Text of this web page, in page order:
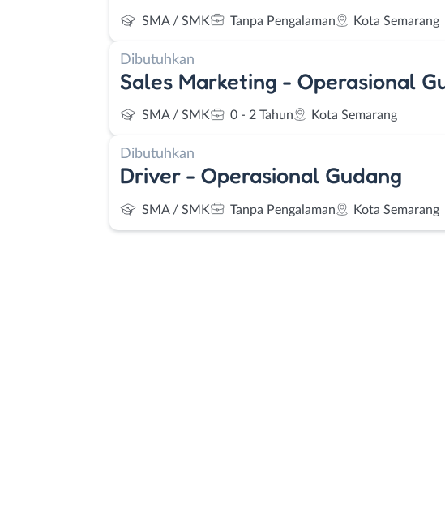
SMA / SMK Tanpa Pengalaman Kota Semarang
Dibutuhkan
Sales Marketing - Operasional
SMA / SMK 0 - 2 Tahun Kota Semarang
Dibutuhkan
Driver - Operasional Gudang
SMA / SMK Tanpa Pengalaman Kota Semarang